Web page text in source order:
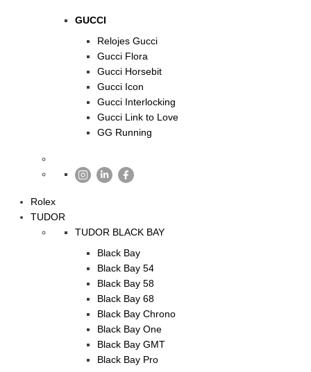
GUCCI
Relojes Gucci
Gucci Flora
Gucci Horsebit
Gucci Icon
Gucci Interlocking
Gucci Link to Love
GG Running
Rolex
TUDOR
TUDOR BLACK BAY
Black Bay
Black Bay 54
Black Bay 58
Black Bay 68
Black Bay Chrono
Black Bay One
Black Bay GMT
Black Bay Pro